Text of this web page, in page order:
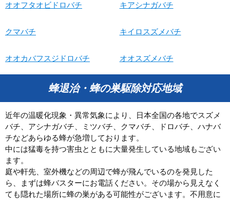
オオフタオビドロバチ キアシナガバチ
クマバチ キイロスズメバチ
オオカバフスジドロバチ オオスズメバチ
蜂退治・蜂の巣駆除対応地域
近年の温暖化現象・異常気象により、日本全国の各地でスズメ
バチ、アシナガバチ、ミツバチ、クマバチ、ドロバチ、ハナバ
チなどあらゆる蜂が急増しております。
中には猛毒を持つ害虫とともに大量発生している地域もござい
ます。
庭や軒先、室外機などの周辺で蜂が飛んでいるのを発見した
ら、まずは蜂バスターにお電話ください。その場から見えなく
ても隠れた場所に蜂の巣がある可能性がございます。不用意に